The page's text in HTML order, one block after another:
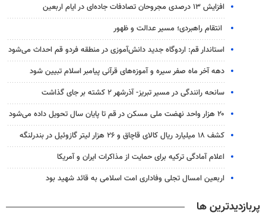
افزایش ۱۳ درصدی مجروحان تصادفات جاده‌ای در ایام اربعین
انتقام راهبردی؛ مسیر عدالت و ظهور
استاندار قم: اردوگاه جدید دانش‌آموزی در منطقه فردو قم احداث می‌شود
دهه آخر ماه صفر سیره و آموزه‌های قرآنی پیامبر اسلام تبیین شود
سانحه رانندگی در مسیر تبریز- آذرشهر ۲ کشته بر جای گذاشت
۲۰ هزار واحد نهضت ملی مسکن در قم تا پایان سال تحویل داده می‌شود
کشف ۱۸ میلیارد ریال کالای قاچاق و ۲۶ هزار لیتر گازوئیل در بندرلنگه
اعلام آمادگی ترکیه برای حمایت از مذاکرات ایران و آمریکا
اربعین امسال تجلی وفاداری امت اسلامی به قائد شهید بود
پربازدیدترین ها